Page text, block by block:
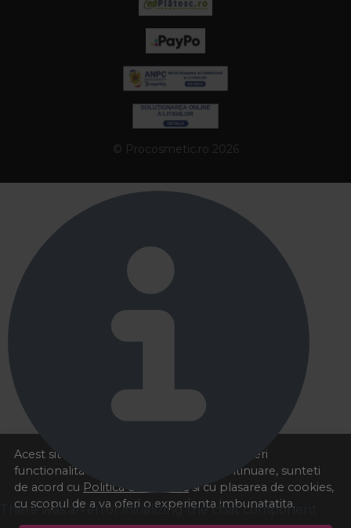
Acest site foloseste cookies pentru a va oferi
functionalitatea dorita. Navigand in continuare, sunteti
de acord cu Politica de cookies si cu plasarea de cookies,
cu scopul de a va oferi o experienta imbunatatita.
© Procosmetic.ro 2026
There was an error initializing the chat component